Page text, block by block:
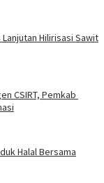
Hilirisasi Sawit
CSIRT, Pemkab
Halal Bersama